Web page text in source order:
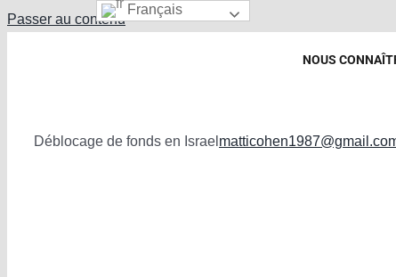
Passer au contenu
NOUS
Déblocage de fonds en Israel
Français